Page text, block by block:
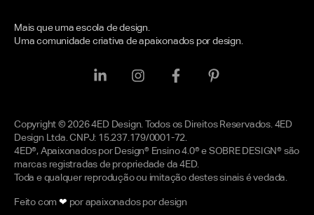
Mais que uma escola de design.
Uma comunidade criativa de apaixonados por design.
Copyright © 2026 4ED Design. Todos os Direitos Reservados. 4ED
Design Ltda. CNPJ: 15.237.179/0001-72.
4ED®, Apaixonados por Design® Ensino 4.0® e SOBRE DESIGN® são
marcas registradas de propriedade da 4ED.
Toda e qualquer reprodução ou imitação destes sinais é vedada.
Feito com❤ por apaixonados por design